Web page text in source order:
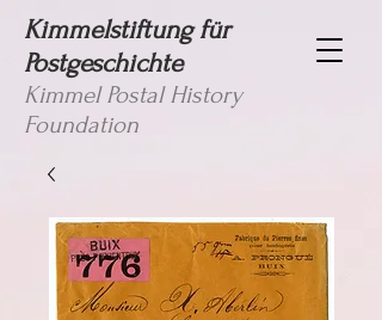
Kimmelstiftung für
Postgeschichte
Kimmel Postal History
Foundation